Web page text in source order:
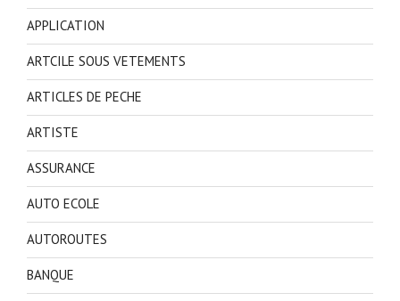
APPLICATION
ARTCILE SOUS VETEMENTS
ARTICLES DE PECHE
ARTISTE
ASSURANCE
AUTO ECOLE
AUTOROUTES
BANQUE